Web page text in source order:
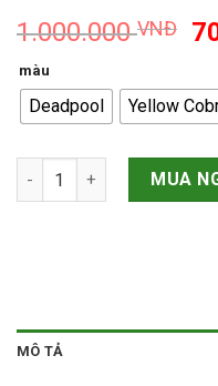
1.000.000VNĐ
là:
màu
Deadpool Yellow
Boong Thủy Tinh Gili
MUA
MÔ TẢ